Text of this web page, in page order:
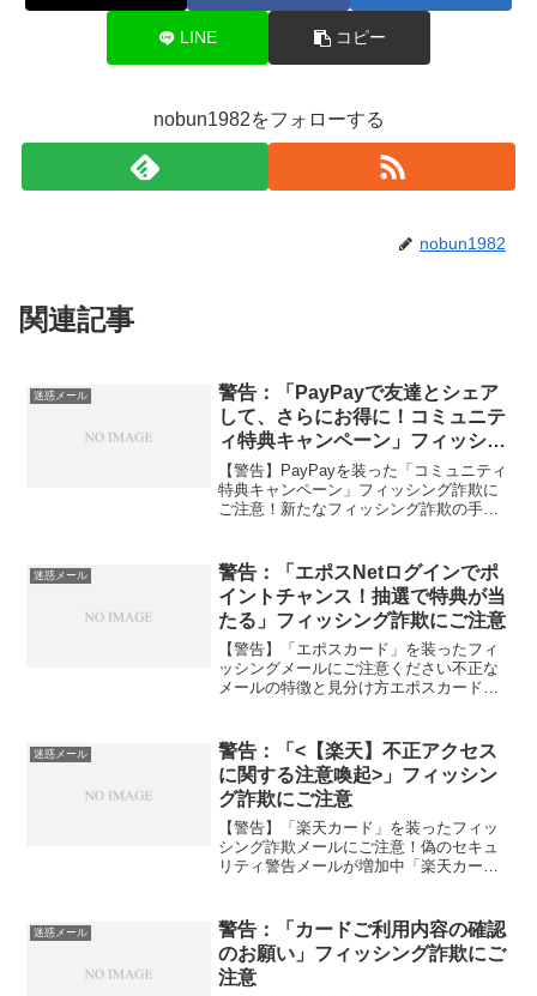
LINE コピー
nobun1982をフォローする
nobun1982
関連記事
迷惑メール
警告：「PayPayで友達とシェア
して、さらにお得に！コミュニテ
ィ特典キャンペーン」フィッシン
グ詐欺にご注意
【警告】PayPayを装った「コミュニティ
特典キャンペーン」フィッシング詐欺に
ご注意！新たなフィッシング詐欺の手口
ます。クリスマスシーズンに合わせ、
「コミュニティ...
迷惑メール
警告：「エポスNetログインでポ
イントチャンス！抽選で特典が当
たる」フィッシング詐欺にご注意
【警告】「エポスカード」を装ったフィ
ッシングメールにご注意ください不正な
メールの特徴と見分け方エポスカードを
一見正規のプロモーションやキャンペー
ンと見分けがつきにくいデ...
迷惑メール
警告：「<【楽天】不正アクセス
に関する注意喚起>」フィッシン
グ詐欺にご注意
【警告】「楽天カード」を装ったフィッ
シング詐欺メールにご注意！偽のセキュ
リティ警告メールが増加中「楽天カード
ールは、カードの不正使用の警告を装
い、ユーザーの個人情報やロ...
迷惑メール
警告：「カードご利用内容の確認
のお願い」フィッシング詐欺にご
注意